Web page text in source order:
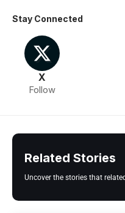
Stay Connected
X
Follow
Related Stories
Uncover the stories that